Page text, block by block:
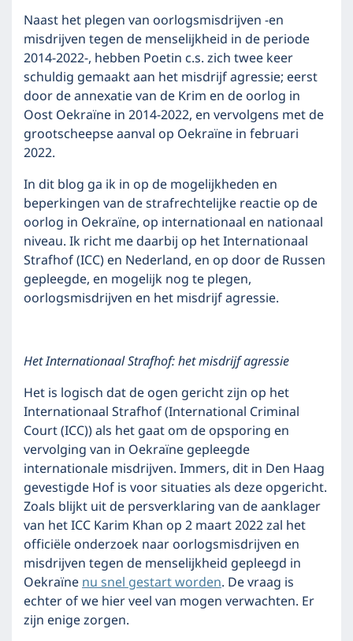
Naast het plegen van oorlogsmisdrijven -en
misdrijven tegen de menselijkheid in de periode
2014-2022-, hebben Poetin c.s. zich twee keer
schuldig gemaakt aan het misdrijf agressie; eerst
door de annexatie van de Krim en de oorlog in
Oost Oekraïne in 2014-2022, en vervolgens met de
grootscheepse aanval op Oekraïne in februari
2022.
In dit blog ga ik in op de mogelijkheden en
beperkingen van de strafrechtelijke reactie op de
oorlog in Oekraïne, op internationaal en nationaal
niveau. Ik richt me daarbij op het Internationaal
Strafhof (ICC) en Nederland, en op door de Russen
gepleegde, en mogelijk nog te plegen,
oorlogsmisdrijven en het misdrijf agressie.
Het Internationaal Strafhof: het misdrijf agressie
Het is logisch dat de ogen gericht zijn op het
Internationaal Strafhof (International Criminal
Court (ICC)) als het gaat om de opsporing en
vervolging van in Oekraïne gepleegde
internationale misdrijven. Immers, dit in Den Haag
gevestigde Hof is voor situaties als deze opgericht.
Zoals blijkt uit de persverklaring van de aanklager
van het ICC Karim Khan op 2 maart 2022 zal het
officiële onderzoek naar oorlogsmisdrijven en
misdrijven tegen de menselijkheid gepleegd in
Oekraïnenu snel gestart worden. De vraag is
echter of we hier veel van mogen verwachten. Er
zijn enige zorgen.